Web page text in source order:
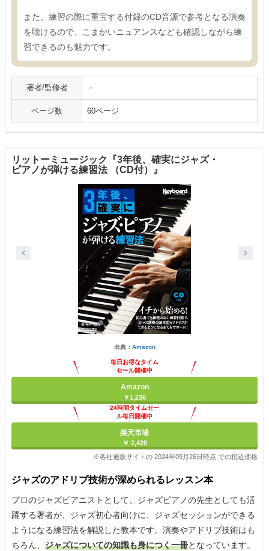
また、練習の際に重宝する付録のCD音源で参考となる演奏
を聴けるので、こまかいニュアンスなども確認しながら練
習できるのも魅力です。
著者/監修者 －
ページ数 60ページ
リットーミュージック『3年後、確実にジャズ・
ピアノが弾ける練習法 （CD付）』
出典： Amazon
毎日お得なタイム
セール開催中
Amazon
￥1,236
24時間タイムセー
ル毎日開催中
楽天市場
￥ 2,420
※各社通販サイトの 2024年09月26日時点 での税込価格
ジャズのアドリブ技術が深められるレッスン本
プロのジャズピアニストとして、ジャズピアノの先生としても活
躍する著者が、ジャズ初心者向けに、ジャズセッションができる
ようになる練習法を解説した教本です。演奏やアドリブ技術はも
ちろん、 ジャズについての知識も身につく一冊となっています。